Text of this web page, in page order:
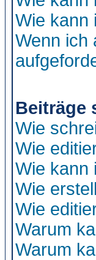
Wie kann
Wenn ich
Beiträge
Wie
Wie
Wie kann
Wie
Wie
Warum
Warum